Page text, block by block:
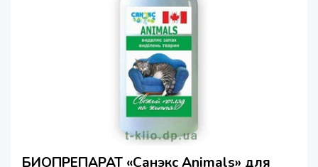
БИОПРЕПАРАТ «Санэкс Animals» для